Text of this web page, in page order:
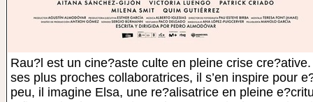
Rau?l est un cine?aste culte en pleine crise cre?ative.
ses plus proches collaboratrices, il s’en inspire pour
peu, il imagine Elsa, une re?alisatrice en pleine